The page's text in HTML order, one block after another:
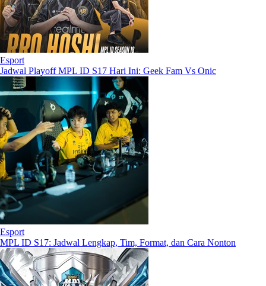
Esport
Jadwal Playoff MPL ID S17 Hari Ini: Geek Fam Vs Onic
Esport
MPL ID S17: Jadwal Lengkap, Tim, Format, dan Cara Nonton